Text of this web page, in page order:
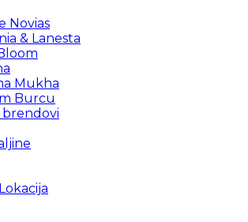
Novias
& Lanesta
Mukha
Burcu
brendovi